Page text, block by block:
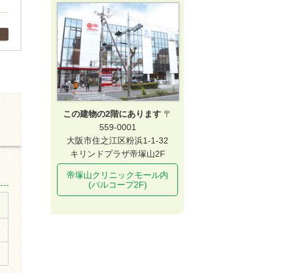
この建物の2階にあります 〒
559-0001
大阪市住之江区粉浜1-1-32
キリンドプラザ帝塚山2F
帝塚山クリニックモール内
(パルコープ2F)